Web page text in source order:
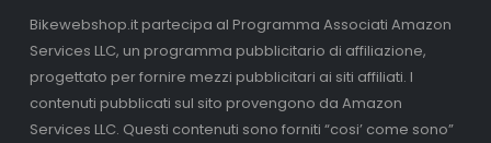
Bikewebshop.it partecipa al Programma Associati Amazon
Services LLC, un programma pubblicitario di affiliazione,
progettato per fornire mezzi pubblicitari ai siti affiliati. I
contenuti pubblicati sul sito provengono da Amazon
Services LLC. Questi contenuti sono forniti “cosi’ come sono”